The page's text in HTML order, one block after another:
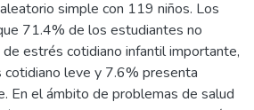
simple con 119 niños. Los
71.4% de los estudiantes no
estrés cotidiano infantil importante,
leve y 7.6% presenta
En el ámbito de problemas de salud